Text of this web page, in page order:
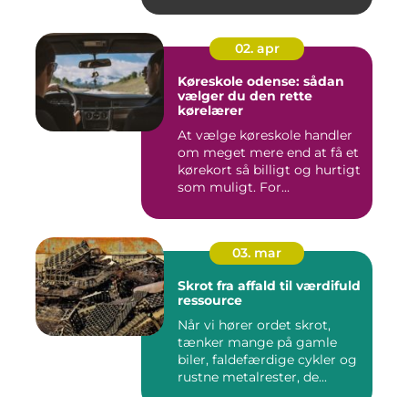
02. apr
Køreskole odense: sådan
vælger du den rette
kørelærer
At vælge køreskole handler
om meget mere end at få et
kørekort så billigt og hurtigt
som muligt. For...
03. mar
Skrot fra affald til værdifuld
ressource
Når vi hører ordet skrot,
tænker mange på gamle
biler, faldefærdige cykler og
rustne metalrester, de...